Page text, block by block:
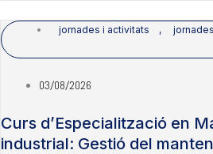
jornades i activitats ,
03/08/2026
Curs d’Especialització en
industrial: Gestió del